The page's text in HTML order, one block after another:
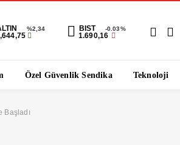
%2,34 BIST -0.03%
1.690,16
Özel Güvenlik Sendika Teknoloji
Başladı